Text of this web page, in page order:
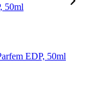
50ml
EDP, 50ml